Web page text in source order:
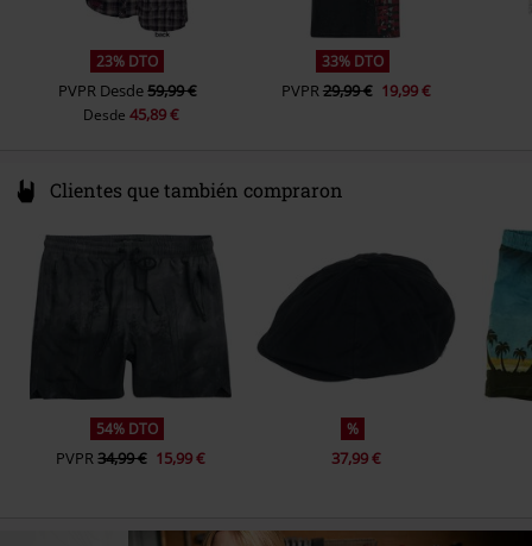
23% DTO
PVPR Desde59,99 €
Desde 45,89 €
33% DTO
PVPR29,99 € 19,99 €
Clientes que también compraron
54% DTO
PVPR34,99 € 15,99 €
%
37,99 €